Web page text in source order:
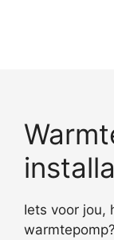
Iets voor jou,